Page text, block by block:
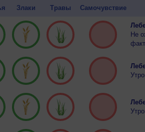
Злаки Травы Самочувствие
Не